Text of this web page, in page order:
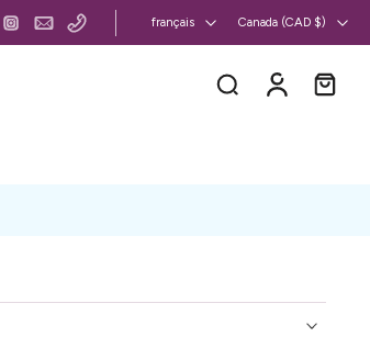
Canada et États-Unis : livraison gratuite
français Canada ‎(CAD $)‎